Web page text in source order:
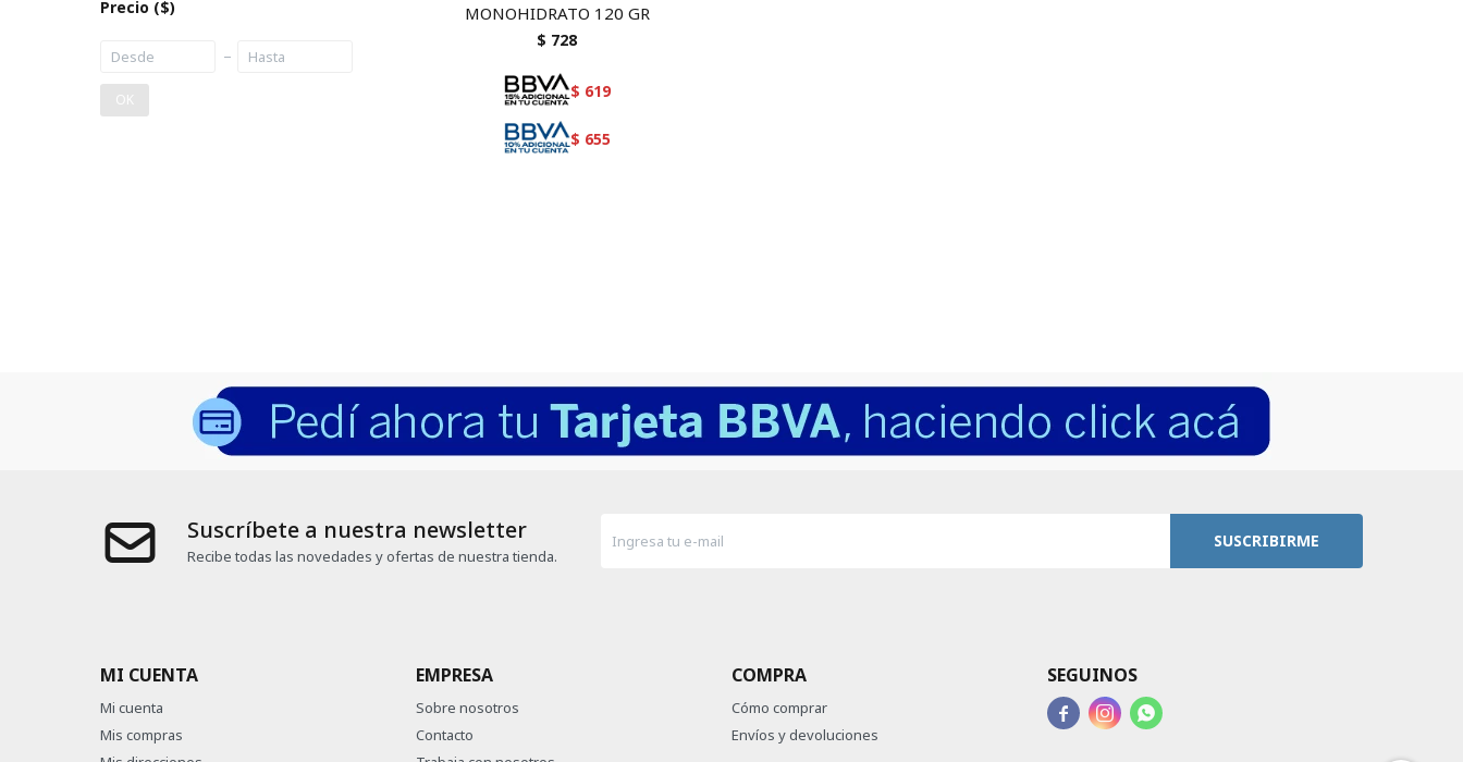
MONOHIDRATO 120 GR
$ 728
$ 619
$ 655
Precio ($)
OK
Suscríbete a nuestra newsletter
Recibe todas las novedades y ofertas de nuestra tienda.
SUSCRIBIRME
MI CUENTA
Mi cuenta
Mis compras
EMPRESA
Sobre nosotros
Contacto
COMPRA
Cómo comprar
Envíos y devoluciones
SEGUINOS
  